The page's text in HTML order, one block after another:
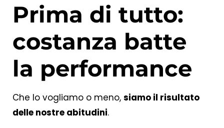
Prima di tutto:
costanza batte
la performance
Che lo vogliamo o meno, siamo il risultato
delle nostre abitudini.